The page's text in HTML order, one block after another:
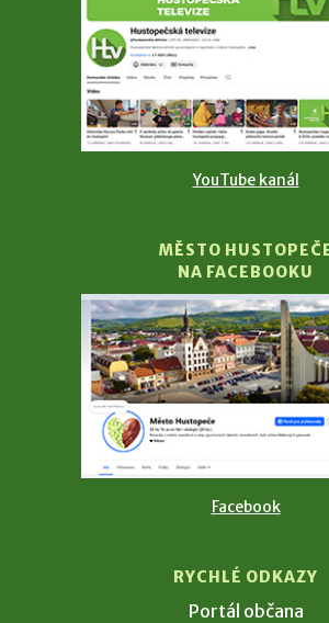
YouTube kanál
MĚSTO
NA FACEBOOKU
Facebook
RYCHLÉ ODKAZY
Portál občana